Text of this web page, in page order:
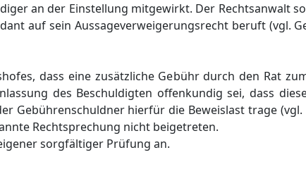
an der Einstellung mitgewirkt. Der Rechtsanwalt
auf sein Aussageverweigerungsrecht beruft (vgl.
dass eine zusätzliche Gebühr durch den Rat
des Beschuldigten offenkundig sei, dass
Gebührenschuldner hierfür die Beweislast trage (vgl.
Rechtsprechung nicht beigetreten.
sorgfältiger Prüfung an.